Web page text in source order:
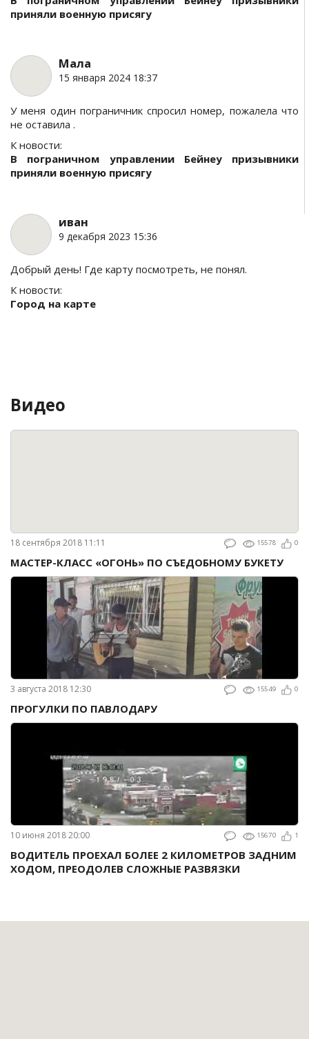
приняли военную присягу
Мала
15 января 2024 18:37
У меня один пограничник спросил номер, пожалела что
не оставила .
К новости:
В пограничном управлении Бейнеу призывники
приняли военную присягу
иван
9 декабря 2023 15:36
Добрый день! Где карту посмотреть, не понял.
К новости:
Город на карте
Видео
18 сентября 2018 11:11 15578 0
МАСТЕР-КЛАСС «ОГОНЬ» ПО СЪЕДОБНОМУ БУКЕТУ
3 августа 2018 12:30 15549 0
ПРОГУЛКИ ПО ПАВЛОДАРУ
10 июня 2018 20:00 15670 1
ВОДИТЕЛЬ ПРОЕХАЛ БОЛЕЕ 2 КИЛОМЕТРОВ ЗАДНИМ
ХОДОМ, ПРЕОДОЛЕВ СЛОЖНЫЕ РАЗВЯЗКИ